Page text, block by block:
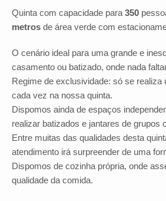
Quinta com capacidade para 350
metros de área verde com
O cenário ideal para uma grande e
casamento ou batizado, onde nada
Regime de exclusividade: só se realiza
cada vez na nossa quinta.
Dispomos ainda de espaços
realizar batizados e jantares de grupos
Entre muitas das qualidades desta
atendimento irá surpreender de uma
Dispomos de cozinha própria, onde
qualidade da comida.